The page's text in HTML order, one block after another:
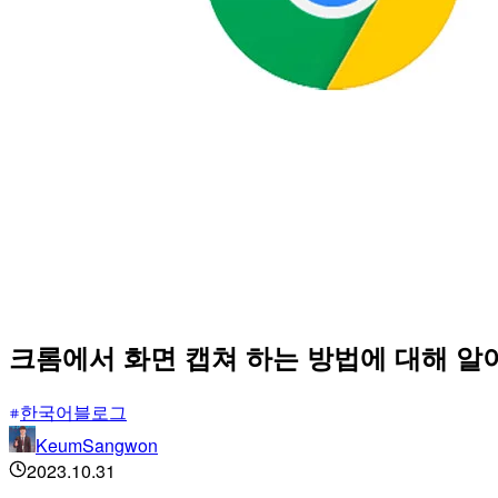
크롬에서 화면 캡쳐 하는 방법에 대해 알
한국어블로그
KeumSangwon
2023.10.31